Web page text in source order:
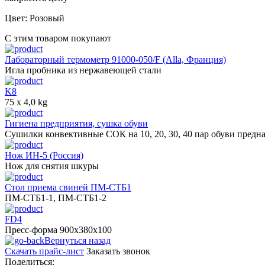
Цвет: Розовый
С этим товаром покупают
Лабораторный термометр 91000-050/F (Alla, Франция)
Игла пробника из нержавеющей стали
K8
75 x 4,0 kg
Гигиена предприятия, сушка обуви
Сушилки конвективные СОК на 10, 20, 30, 40 пар обуви
Нож ИН-5 (Россия)
Нож для снятия шкуры
Стол приема свиней ПМ-СТБ1
ПМ-СТБ1-1, ПМ-СТБ1-2
FD4
Пресс-форма 900x380x100
Вернуться назад
Скачать прайс-лист Заказать звонок
Поделиться: